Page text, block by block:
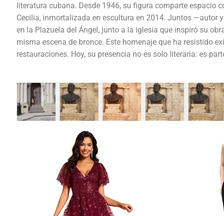
literatura cubana. Desde 1946, su figura comparte espacio
Cecilia, inmortalizada en escultura en 2014. Juntos —autor
en la Plazuela del Ángel, junto a la iglesia que inspiró su
misma escena de bronce. Este homenaje que ha resistido
restauraciones. Hoy, su presencia no es solo literaria: es